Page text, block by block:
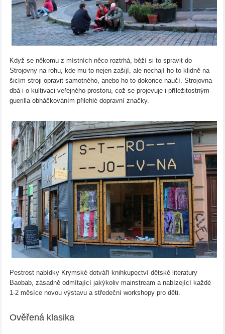
Když se někomu z místních něco roztrhá, běží si to spravit do
Strojovny na rohu, kde mu to nejen zašijí, ale nechají ho to klidně na
šicím stroji opravit samotného, anebo ho to dokonce naučí. Strojovna
dbá i o kultivaci veřejného prostoru, což se projevuje i příležitostným
guerilla obháčkováním přilehlé dopravní značky.
Pestrost nabídky Krymské dotváří knihkupectví dětské literatury
Baobab, zásadně odmítající jakýkoliv mainstream a nabízející každé
1-2 měsíce novou výstavu a středeční workshopy pro děti.
Ověřená klasika